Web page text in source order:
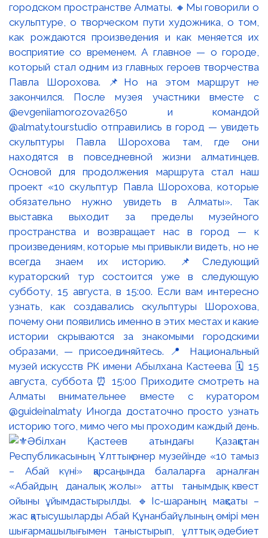
городском пространстве Алматы. 🔸Мы говорили о
скульптуре, о творческом пути художника, о том,
как рождаются произведения и как меняется их
восприятие со временем. А главное — о городе,
который стал одним из главных героев творчества
Павла Шорохова. 📌Но на этом маршрут не
закончился. После музея участники вместе с
@evgeniiamorozova2650 и командой
@almaty.tourstudio отправились в город — увидеть
скульптуры Павла Шорохова там, где они
находятся в повседневной жизни алматинцев.
Основой для продолжения маршрута стал наш
проект «10 скульптур Павла Шорохова, которые
обязательно нужно увидеть в Алматы». Так
выставка выходит за пределы музейного
пространства и возвращает нас в город — к
произведениям, которые мы привыкли видеть, но не
всегда знаем их историю. 📌Следующий
кураторский тур состоится уже в следующую
субботу, 15 августа, в 15:00. Если вам интересно
узнать, как создавались скульптуры Шорохова,
почему они появились именно в этих местах и какие
истории скрываются за знакомыми городскими
образами, — присоединяйтесь. 📍 Национальный
музей искусств РК имени Абылхана Кастеева 🗓 15
августа, суббота ⏰ 15:00 Приходите смотреть на
Алматы внимательнее вместе с куратором
@guideinalmaty Иногда достаточно просто узнать
историю того, мимо чего мы проходим каждый день.